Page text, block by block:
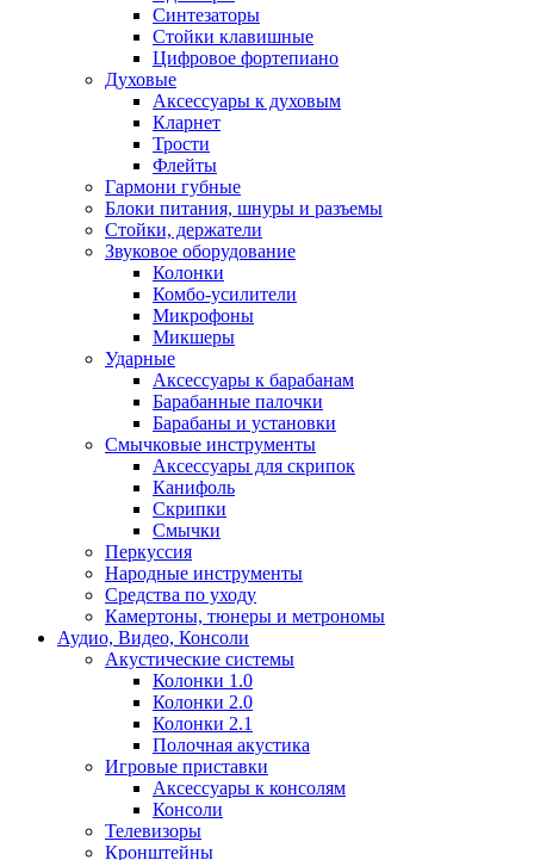
Синтезаторы
Стойки клавишные
Цифровое фортепиано
Духовые
Аксессуары к духовым
Кларнет
Трости
Флейты
Гармони губные
Блоки питания, шнуры и разъемы
Стойки, держатели
Звуковое оборудование
Колонки
Комбо-усилители
Микрофоны
Микшеры
Ударные
Аксессуары к барабанам
Барабанные палочки
Барабаны и установки
Смычковые инструменты
Аксессуары для скрипок
Канифоль
Скрипки
Смычки
Перкуссия
Народные инструменты
Средства по уходу
Камертоны, тюнеры и метрономы
Аудио, Видео, Консоли
Акустические системы
Колонки 1.0
Колонки 2.0
Колонки 2.1
Полочная акустика
Игровые приставки
Аксессуары к консолям
Консоли
Телевизоры
Кронштейны